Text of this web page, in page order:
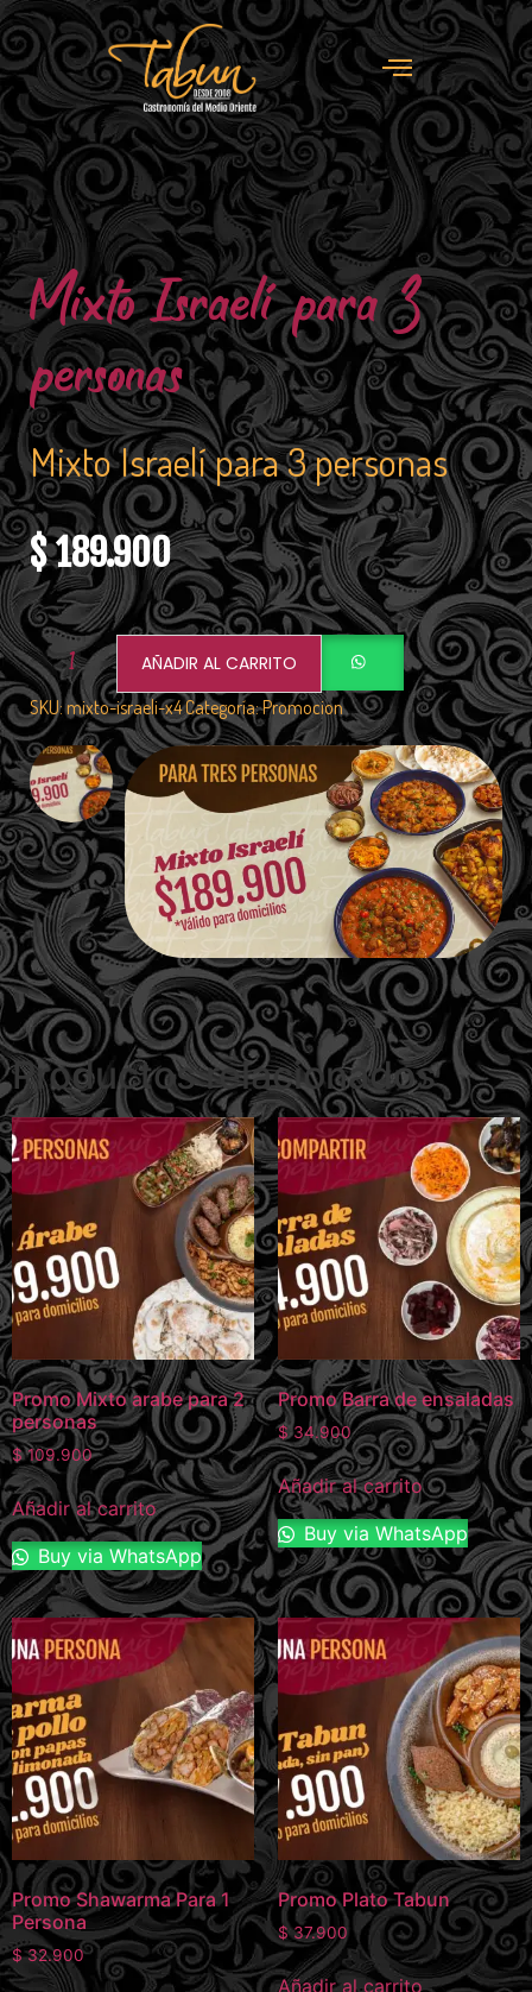
Mixto Israelí para 3
personas
Mixto Israelí para 3 personas
$189.900
AÑADIR AL CARRITO
SKU: mixto-israeli-x4Categoría:Promocion
Productos relacionados
Promo Mixto arabe para 2
personas
$109.900
Añadir al carrito
Buy via WhatsApp
Promo Barra de ensaladas
$34.900
Añadir al carrito
Buy via WhatsApp
Promo Shawarma Para 1
Persona
$32.900
Promo Plato Tabun
$37.900
Añadir al carrito